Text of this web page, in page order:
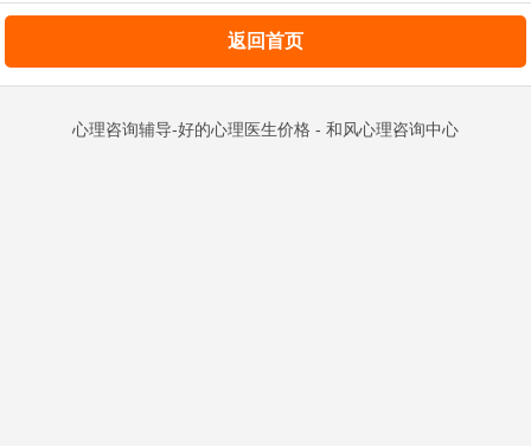
返回首页
心理咨询辅导-好的心理医生价格 - 和风心理咨询中心